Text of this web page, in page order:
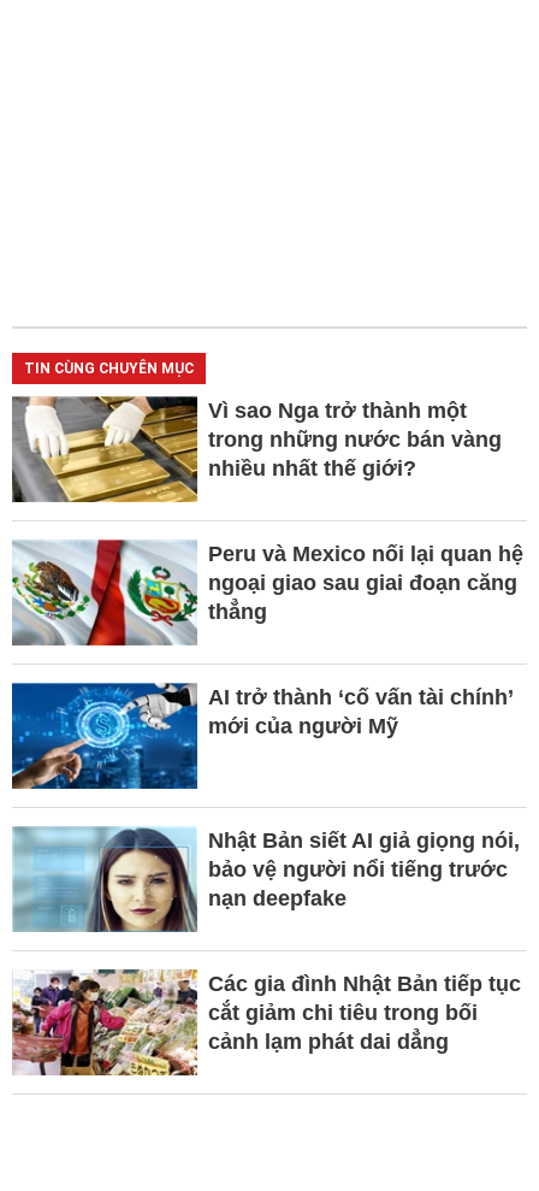
TIN CÙNG CHUYÊN MỤC
Vì sao Nga trở thành một
trong những nước bán vàng
nhiều nhất thế giới?
Peru và Mexico nối lại quan hệ
ngoại giao sau giai đoạn căng
thẳng
AI trở thành ‘cố vấn tài chính’
mới của người Mỹ
Nhật Bản siết AI giả giọng nói,
bảo vệ người nổi tiếng trước
nạn deepfake
Các gia đình Nhật Bản tiếp tục
cắt giảm chi tiêu trong bối
cảnh lạm phát dai dẳng